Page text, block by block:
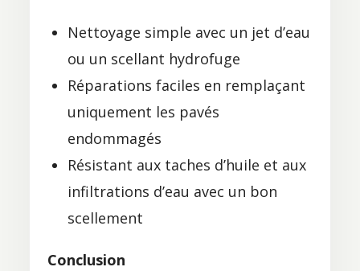
Nettoyage simple avec un jet d’eau
ou un scellant hydrofuge
Réparations faciles en remplaçant
uniquement les pavés
endommagés
Résistant aux taches d’huile et aux
infiltrations d’eau avec un bon
scellement
Conclusion